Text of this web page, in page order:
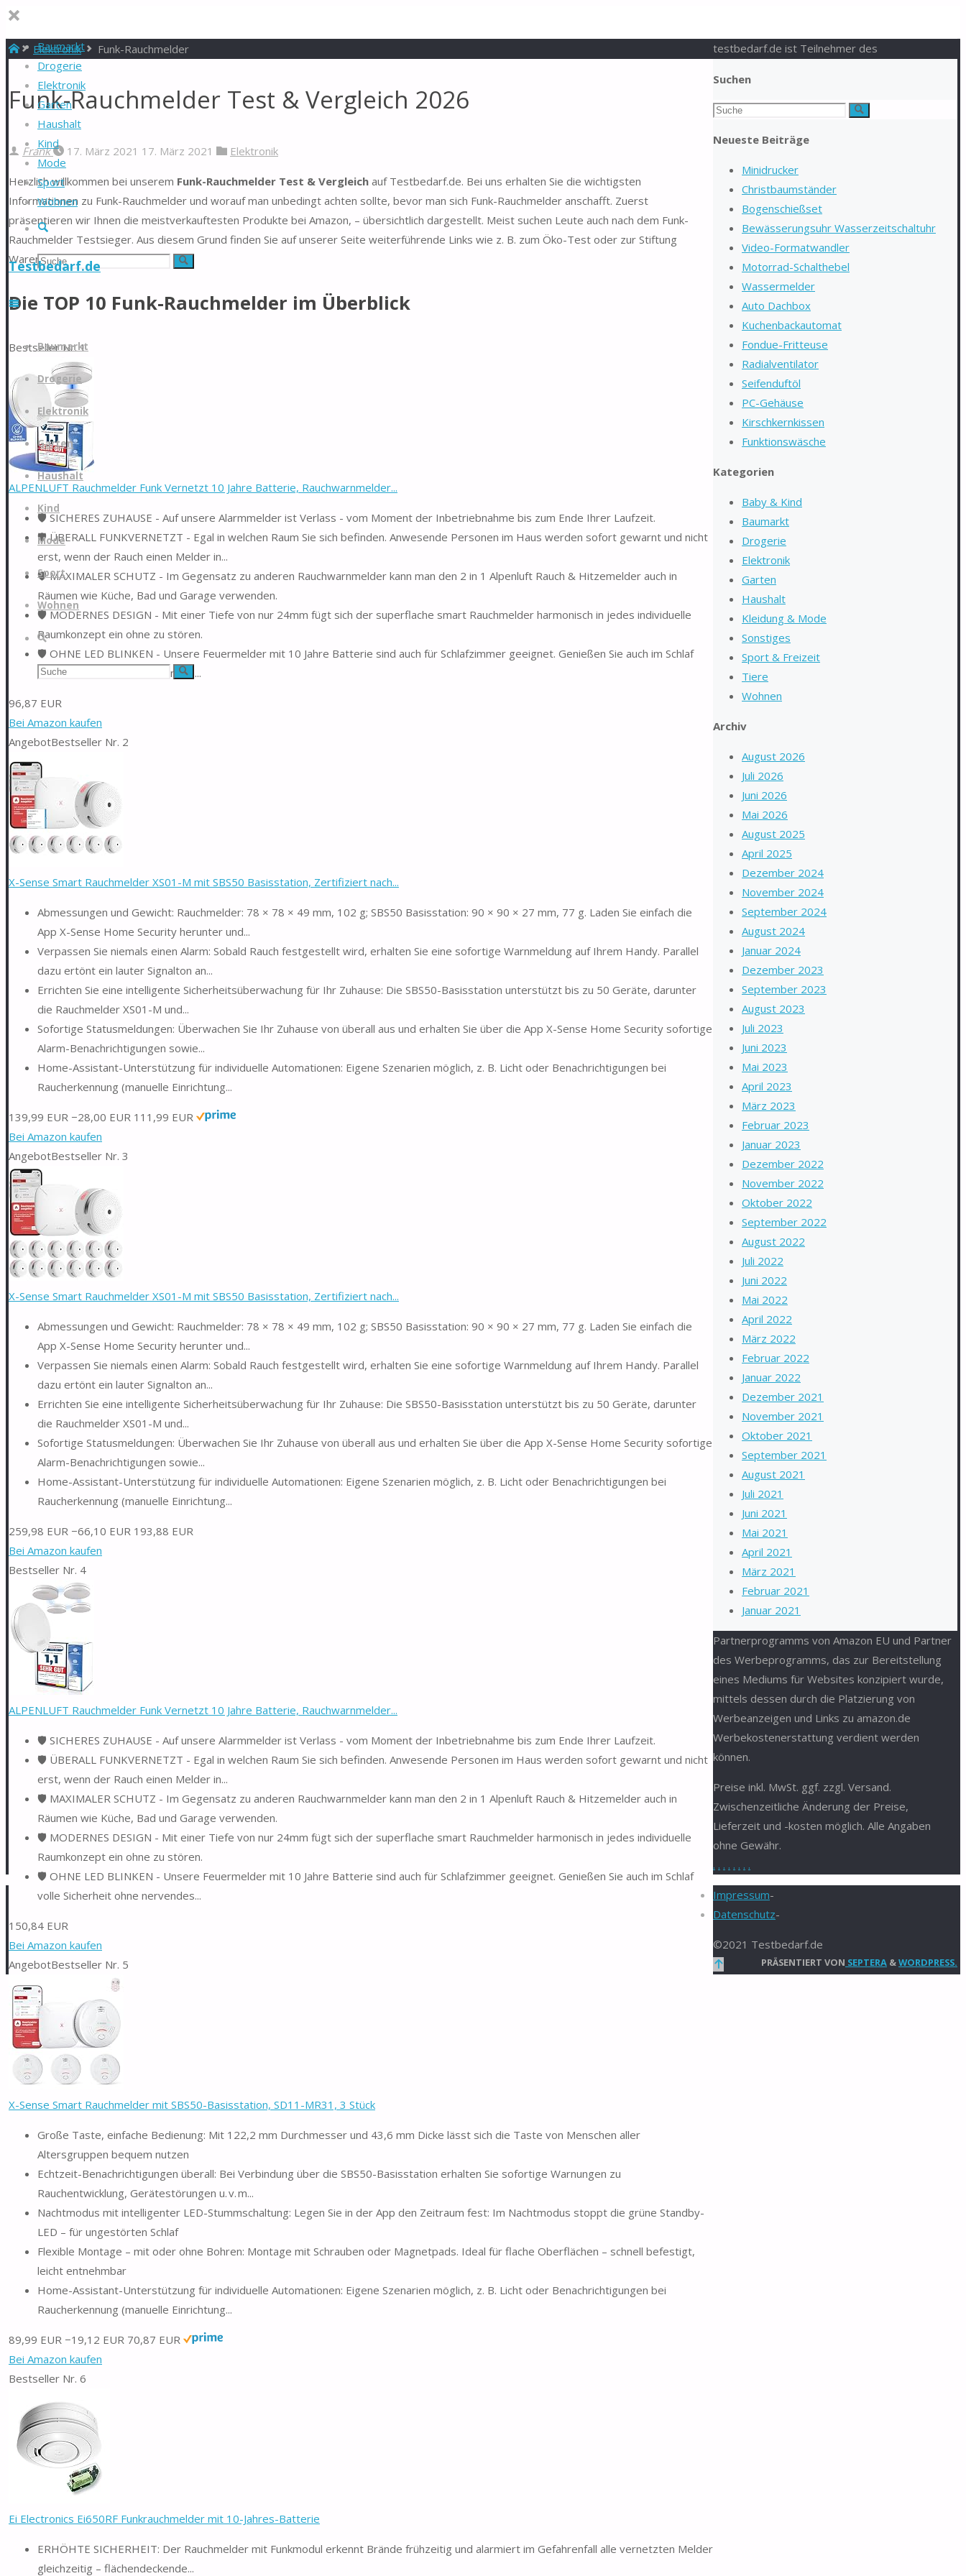
Baumarkt
Drogerie
Elektronik
Garten
Haushalt
Kind
Mode
Sport
Wohnen
Suche
Suchen Suche
Testbedarf.de
springen
Baumarkt
Drogerie
Elektronik
Garten
Haushalt
Kind
Mode
Sport
Wohnen
Suche
Suchen
nach:
Suche
StartElektronik Funk-Rauchmelder
Funk-Rauchmelder Test & Vergleich 2026
Frank 17. März 2021 17. März 2021 Elektronik
Herzlich willkommen bei unserem Funk-Rauchmelder Test & Vergleich auf Testbedarf.de. Bei uns erhalten Sie die wichtigsten
Informationen zu Funk-Rauchmelder und worauf man unbedingt achten sollte, bevor man sich Funk-Rauchmelder anschafft. Zuerst
präsentieren wir Ihnen die meistverkauftesten Produkte bei Amazon, – übersichtlich dargestellt. Meist suchen Leute auch nach dem Funk-
Rauchmelder Testsieger. Aus diesem Grund finden Sie auf unserer Seite weiterführende Links wie z. B. zum Öko-Test oder zur Stiftung
Warentest.
Die TOP 10 Funk-Rauchmelder im Überblick
Bestseller Nr. 1
ALPENLUFT Rauchmelder Funk Vernetzt 10 Jahre Batterie, Rauchwarnmelder...
🛡️ SICHERES ZUHAUSE - Auf unsere Alarmmelder ist Verlass - vom Moment der Inbetriebnahme bis zum Ende Ihrer Laufzeit.
🛡️ ÜBERALL FUNKVERNETZT - Egal in welchen Raum Sie sich befinden. Anwesende Personen im Haus werden sofort gewarnt und nicht
erst, wenn der Rauch einen Melder in...
🛡️ MAXIMALER SCHUTZ - Im Gegensatz zu anderen Rauchwarnmelder kann man den 2 in 1 Alpenluft Rauch & Hitzemelder auch in
Räumen wie Küche, Bad und Garage verwenden.
🛡️ MODERNES DESIGN - Mit einer Tiefe von nur 24mm fügt sich der superflache smart Rauchmelder harmonisch in jedes individuelle
Raumkonzept ein ohne zu stören.
🛡️ OHNE LED BLINKEN - Unsere Feuermelder mit 10 Jahre Batterie sind auch für Schlafzimmer geeignet. Genießen Sie auch im Schlaf
volle Sicherheit ohne nervendes...
96,87 EUR
Bei Amazon kaufen
AngebotBestseller Nr. 2
X-Sense Smart Rauchmelder XS01-M mit SBS50 Basisstation, Zertifiziert nach...
Abmessungen und Gewicht: Rauchmelder: 78 × 78 × 49 mm, 102 g; SBS50 Basisstation: 90 × 90 × 27 mm, 77 g. Laden Sie einfach die
App X-Sense Home Security herunter und...
Verpassen Sie niemals einen Alarm: Sobald Rauch festgestellt wird, erhalten Sie eine sofortige Warnmeldung auf Ihrem Handy. Parallel
dazu ertönt ein lauter Signalton an...
Errichten Sie eine intelligente Sicherheitsüberwachung für Ihr Zuhause: Die SBS50-Basisstation unterstützt bis zu 50 Geräte, darunter
die Rauchmelder XS01-M und...
Sofortige Statusmeldungen: Überwachen Sie Ihr Zuhause von überall aus und erhalten Sie über die App X-Sense Home Security sofortige
Alarm-Benachrichtigungen sowie...
Home-Assistant-Unterstützung für individuelle Automationen: Eigene Szenarien möglich, z. B. Licht oder Benachrichtigungen bei
Raucherkennung (manuelle Einrichtung...
139,99 EUR −28,00 EUR 111,99 EUR
Bei Amazon kaufen
AngebotBestseller Nr. 3
X-Sense Smart Rauchmelder XS01-M mit SBS50 Basisstation, Zertifiziert nach...
Abmessungen und Gewicht: Rauchmelder: 78 × 78 × 49 mm, 102 g; SBS50 Basisstation: 90 × 90 × 27 mm, 77 g. Laden Sie einfach die
App X-Sense Home Security herunter und...
Verpassen Sie niemals einen Alarm: Sobald Rauch festgestellt wird, erhalten Sie eine sofortige Warnmeldung auf Ihrem Handy. Parallel
dazu ertönt ein lauter Signalton an...
Errichten Sie eine intelligente Sicherheitsüberwachung für Ihr Zuhause: Die SBS50-Basisstation unterstützt bis zu 50 Geräte, darunter
die Rauchmelder XS01-M und...
Sofortige Statusmeldungen: Überwachen Sie Ihr Zuhause von überall aus und erhalten Sie über die App X-Sense Home Security sofortige
Alarm-Benachrichtigungen sowie...
Home-Assistant-Unterstützung für individuelle Automationen: Eigene Szenarien möglich, z. B. Licht oder Benachrichtigungen bei
Raucherkennung (manuelle Einrichtung...
259,98 EUR −66,10 EUR 193,88 EUR
Bei Amazon kaufen
Bestseller Nr. 4
ALPENLUFT Rauchmelder Funk Vernetzt 10 Jahre Batterie, Rauchwarnmelder...
🛡️ SICHERES ZUHAUSE - Auf unsere Alarmmelder ist Verlass - vom Moment der Inbetriebnahme bis zum Ende Ihrer Laufzeit.
🛡️ ÜBERALL FUNKVERNETZT - Egal in welchen Raum Sie sich befinden. Anwesende Personen im Haus werden sofort gewarnt und nicht
erst, wenn der Rauch einen Melder in...
🛡️ MAXIMALER SCHUTZ - Im Gegensatz zu anderen Rauchwarnmelder kann man den 2 in 1 Alpenluft Rauch & Hitzemelder auch in
Räumen wie Küche, Bad und Garage verwenden.
🛡️ MODERNES DESIGN - Mit einer Tiefe von nur 24mm fügt sich der superflache smart Rauchmelder harmonisch in jedes individuelle
Raumkonzept ein ohne zu stören.
🛡️ OHNE LED BLINKEN - Unsere Feuermelder mit 10 Jahre Batterie sind auch für Schlafzimmer geeignet. Genießen Sie auch im Schlaf
volle Sicherheit ohne nervendes...
150,84 EUR
Bei Amazon kaufen
AngebotBestseller Nr. 5
X-Sense Smart Rauchmelder mit SBS50-Basisstation, SD11-MR31, 3 Stück
Große Taste, einfache Bedienung: Mit 122,2 mm Durchmesser und 43,6 mm Dicke lässt sich die Taste von Menschen aller
Altersgruppen bequem nutzen
Echtzeit-Benachrichtigungen überall: Bei Verbindung über die SBS50-Basisstation erhalten Sie sofortige Warnungen zu
Rauchentwicklung, Gerätestörungen u. v. m...
Nachtmodus mit intelligenter LED-Stummschaltung: Legen Sie in der App den Zeitraum fest: Im Nachtmodus stoppt die grüne Standby-
LED – für ungestörten Schlaf
Flexible Montage – mit oder ohne Bohren: Montage mit Schrauben oder Magnetpads. Ideal für flache Oberflächen – schnell befestigt,
leicht entnehmbar
Home-Assistant-Unterstützung für individuelle Automationen: Eigene Szenarien möglich, z. B. Licht oder Benachrichtigungen bei
Raucherkennung (manuelle Einrichtung...
89,99 EUR −19,12 EUR 70,87 EUR
Bei Amazon kaufen
Bestseller Nr. 6
Ei Electronics Ei650RF Funkrauchmelder mit 10-Jahres-Batterie
ERHÖHTE SICHERHEIT: Der Rauchmelder mit Funkmodul erkennt Brände frühzeitig und alarmiert im Gefahrenfall alle vernetzten Melder
gleichzeitig – flächendeckende...
Suchen
Suchen
Suche
Neueste Beiträge
Minidrucker
Christbaumständer
Bogenschießset
Bewässerungsuhr Wasserzeitschaltuhr
Video-Formatwandler
Motorrad-Schalthebel
Wassermelder
Auto Dachbox
Kuchenbackautomat
Fondue-Fritteuse
Radialventilator
Seifenduftöl
PC-Gehäuse
Kirschkernkissen
Funktionswäsche
Kategorien
Baby & Kind
Baumarkt
Drogerie
Elektronik
Garten
Haushalt
Kleidung & Mode
Sonstiges
Sport & Freizeit
Tiere
Wohnen
Archiv
August 2026
Juli 2026
Juni 2026
Mai 2026
August 2025
April 2025
Dezember 2024
November 2024
September 2024
August 2024
Januar 2024
Dezember 2023
September 2023
August 2023
Juli 2023
Juni 2023
Mai 2023
April 2023
März 2023
Februar 2023
Januar 2023
Dezember 2022
November 2022
Oktober 2022
September 2022
August 2022
Juli 2022
Juni 2022
Mai 2022
April 2022
März 2022
Februar 2022
Januar 2022
Dezember 2021
November 2021
Oktober 2021
September 2021
August 2021
Juli 2021
Juni 2021
Mai 2021
April 2021
März 2021
Februar 2021
Januar 2021
testbedarf.de ist Teilnehmer des
Partnerprogramms von Amazon EU und Partner
des Werbeprogramms, das zur Bereitstellung
eines Mediums für Websites konzipiert wurde,
mittels dessen durch die Platzierung von
Werbeanzeigen und Links zu amazon.de
Werbekostenerstattung verdient werden
können.
Preise inkl. MwSt. ggf. zzgl. Versand.
Zwischenzeitliche Änderung der Preise,
Lieferzeit und -kosten möglich. Alle Angaben
ohne Gewähr.
. . . . . . . .
Impressum-
Datenschutz-
©2021 Testbedarf.de
PRÄSENTIERT VON SEPTERA &WORDPRESS.
Zurück